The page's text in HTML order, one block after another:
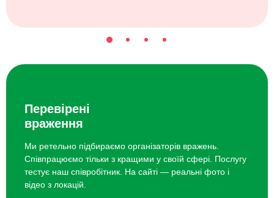
Перевірені
враження
Ми ретельно підбираємо організаторів вражень.
Співпрацюємо тільки з кращими у своїй сфері. Послугу
тестує наш співробітник. На сайті — реальні фото і
відео з локацій.